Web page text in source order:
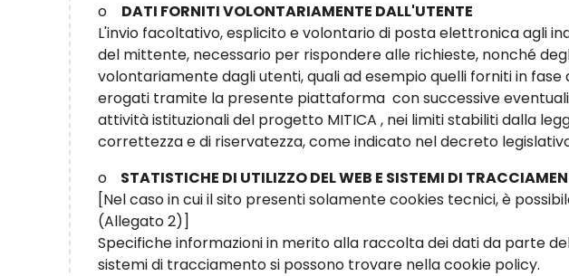
o DATI FORNITI VOLONTARIAMENTE DALL'UTENTE
L'invio facoltativo, esplicito e volontario di posta elettronica agli
del mittente, necessario per rispondere alle richieste, nonché
volontariamente dagli utenti, quali ad esempio quelli forniti in
erogati tramite la presente piattaforma con successive
attività istituzionali del progetto MITICA , nei limiti stabiliti dalla
correttezza e di riservatezza, come indicato nel decreto legislativo
o
STATISTICHE DI UTILIZZO DEL WEB E SISTEMI DI
[Nel caso in cui il sito presenti solamente cookies tecnici, è
(Allegato 2)]
Specifiche informazioni in merito alla raccolta dei dati da parte
sistemi di tracciamento si possono trovare nella cookie policy.